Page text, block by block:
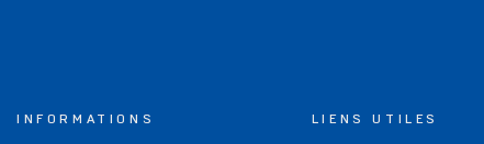
INFORMATIONS LIENS UTILES